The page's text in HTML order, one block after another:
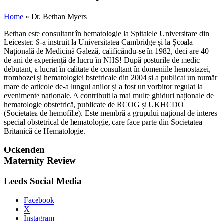
Home » Dr. Bethan Myers
Bethan este consultant în hematologie la Spitalele Universitare din
Leicester. S-a instruit la Universitatea Cambridge și la Școala
Națională de Medicină Galeză, calificându-se în 1982, deci are 40
de ani de experiență de lucru în NHS! După posturile de medic
debutant, a lucrat în calitate de consultant în domeniile hemostazei,
trombozei și hematologiei bstetricale din 2004 și a publicat un număr
mare de articole de-a lungul anilor și a fost un vorbitor regulat la
evenimente naționale. A contribuit la mai multe ghiduri naționale de
hematologie obstetrică, publicate de RCOG și UKHCDO
(Societatea de hemofilie). Este membră a grupului național de interes
special obstetrical de hematologie, care face parte din Societatea
Britanică de Hematologie.
Ockenden
Maternity Review
Leeds Social Media
Facebook
X
Instagram